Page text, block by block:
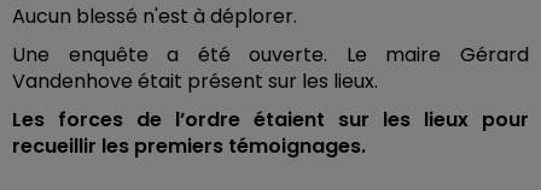
Aucun blessé n'est à déplorer.
Une enquête a été ouverte. Le maire Gérard
Vandenhove était présent sur les lieux.
Les forces de l’ordre étaient sur les lieux pour
recueillir les premiers témoignages.